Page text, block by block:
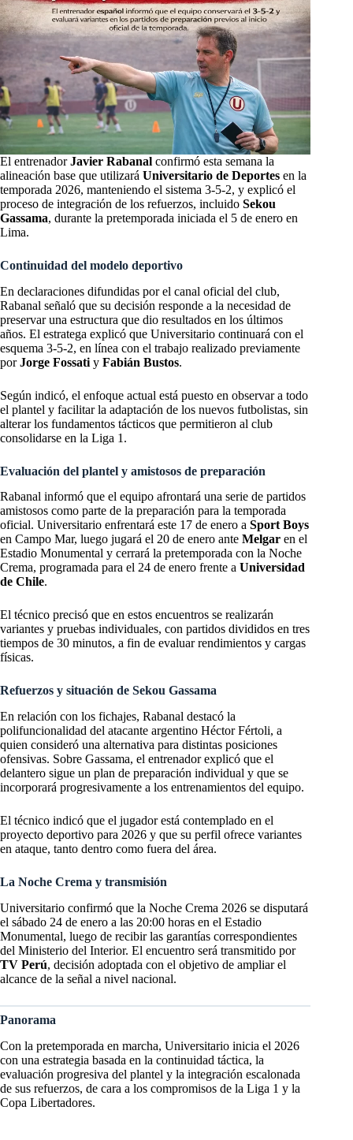
El entrenadorJavier Rabanal confirmó esta semana la
alineación base que utilizará Universitario de Deportes en la
temporada 2026, manteniendo el sistema 3-5-2, y explicó el
proceso de integración de los refuerzos, incluido Sekou
Gassama, durante la pretemporada iniciada el 5 de enero en
Lima.
Continuidad del modelo deportivo
En declaraciones difundidas por el canal oficial del club,
Rabanal señaló que su decisión responde a la necesidad de
preservar una estructura que dio resultados en los últimos
años. El estratega explicó que Universitario continuará con el
esquema 3-5-2, en línea con el trabajo realizado previamente
porJorge Fossati y Fabián Bustos.
Según indicó, el enfoque actual está puesto en observar a todo
el plantel y facilitar la adaptación de los nuevos futbolistas, sin
alterar los fundamentos tácticos que permitieron al club
consolidarse en la Liga 1.
Evaluación del plantel y amistosos de preparación
Rabanal informó que el equipo afrontará una serie de partidos
amistosos como parte de la preparación para la temporada
oficial. Universitario enfrentará este 17 de enero a Sport Boys
en Campo Mar, luego jugará el 20 de enero ante Melgar en el
Estadio Monumental y cerrará la pretemporada con la Noche
Crema, programada para el 24 de enero frente a Universidad
de Chile.
El técnico precisó que en estos encuentros se realizarán
variantes y pruebas individuales, con partidos divididos en tres
tiempos de 30 minutos, a fin de evaluar rendimientos y cargas
físicas.
Refuerzos y situación de Sekou Gassama
En relación con los fichajes, Rabanal destacó la
polifuncionalidad del atacante argentino Héctor Fértoli, a
quien consideró una alternativa para distintas posiciones
ofensivas. Sobre Gassama, el entrenador explicó que el
delantero sigue un plan de preparación individual y que se
incorporará progresivamente a los entrenamientos del equipo.
El técnico indicó que el jugador está contemplado en el
proyecto deportivo para 2026 y que su perfil ofrece variantes
en ataque, tanto dentro como fuera del área.
La Noche Crema y transmisión
Universitario confirmó que la Noche Crema 2026 se disputará
el sábado 24 de enero a las 20:00 horas en el Estadio
Monumental, luego de recibir las garantías correspondientes
del Ministerio del Interior. El encuentro será transmitido por
TV Perú, decisión adoptada con el objetivo de ampliar el
alcance de la señal a nivel nacional.
Panorama
Con la pretemporada en marcha, Universitario inicia el 2026
con una estrategia basada en la continuidad táctica, la
evaluación progresiva del plantel y la integración escalonada
de sus refuerzos, de cara a los compromisos de la Liga 1 y la
Copa Libertadores.